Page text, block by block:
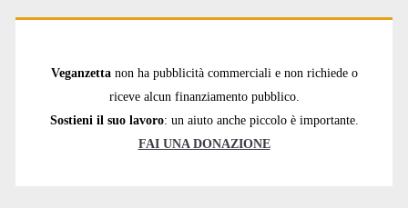
Veganzetta non ha pubblicità commerciali e non richiede o
riceve alcun finanziamento pubblico.
Sostieni il suo lavoro: un aiuto anche piccolo è importante.
FAI UNA DONAZIONE